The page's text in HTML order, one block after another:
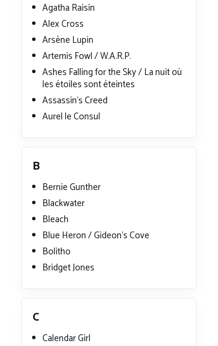
Agatha Raisin
Alex Cross
Arsène Lupin
Artemis Fowl / W.A.R.P.
Ashes Falling for the Sky / La nuit où
les étoiles sont éteintes
Assassin’s Creed
Aurel le Consul
B
Bernie Gunther
Blackwater
Bleach
Blue Heron / Gideon’s Cove
Bolitho
Bridget Jones
C
Calendar Girl